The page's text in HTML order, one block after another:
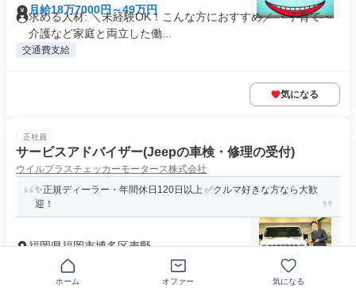
月給18万7000円～49万円
求める人材: ＼未経験OK！こんな方におすすめ／ ・子育て・
介護など家庭と両立した働...
交通費支給
気になる
正社員
サービスアドバイザー(Jeepの車検・修理の受付)
ウイルプラスチェッカーモータース株式会社
✨正規ディーラー・年間休日120日以上 ✅クルマ好きな方なら大歓
迎！
福岡県福岡市博多区麦野
月給19万4500円～40万8000円
求める人材: 自動車業界が未経験の方も大歓迎です！～学歴不
問・経歴不問～ 【必須条...
ホーム オファー 気になる